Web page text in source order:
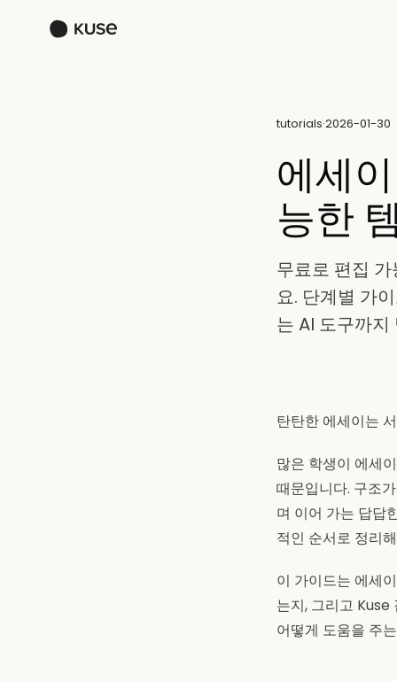
tutorials·2026-01-30
에세
능한
무료로 편집
요. 단계별 가
는 AI 도구까지
탄탄한 에세이는
많은 학생이 에세
때문입니다. 구조
며 이어 가는 답답
적인 순서로 정리
이 가이드는 에세
는지, 그리고 Kuse
어떻게 도움을 주